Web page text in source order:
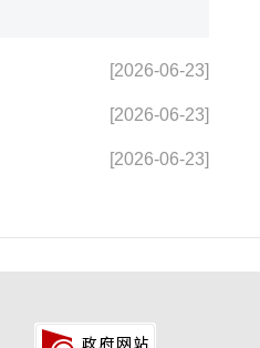
[2026-06-23]
[2026-06-23]
[2026-06-23]